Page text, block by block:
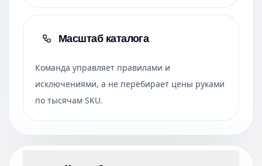
Масштаб каталога
Команда управляет правилами и
исключениями, а не перебирает цены руками
по тысячам SKU.